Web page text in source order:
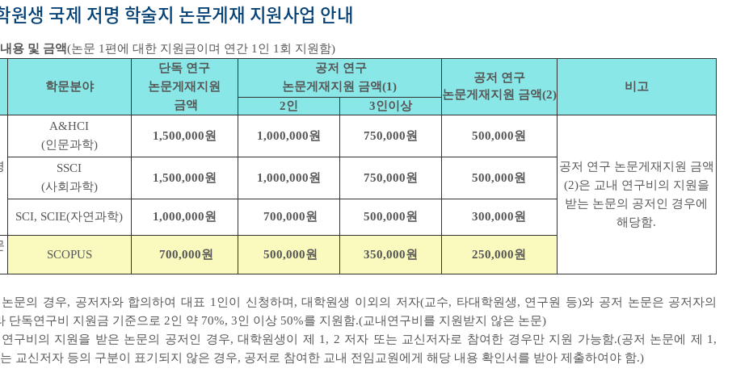
원생 국제 저명 학술지 논문게재 지원사업 안내
용 및 금액(논문 1편에 대한 지원금이며 연간 1인 1회 지원함)
학문분야
단독 연구
논문게재지원
금액
공저 연구
논문게재지원 금액(1)
공저 연구
논문게재지원 금액(2)
비고
2인
3인이상
A&HCI
(인문과학)
1,500,000원 1,000,000원 750,000원 500,000원
공저 연구 논문게재지원 금액
(2)은 교내 연구비의 지원을
받는 논문의 공저인 경우에
해당함.
SSCI
(사회과학)
1,500,000원 1,000,000원 750,000원 500,000원
SCI, SCIE(자연과학) 1,000,000원 700,000원 500,000원 300,000원
SCOPUS 700,000원 500,000원 350,000원 250,000원
문의 경우, 공저자와 합의하여 대표 1인이 신청하며, 대학원생 이외의 저자(교수, 타대학원생, 연구원 등)와 공저 논문은 공저자의
단독연구비 지원금 기준으로 2인 약 70%, 3인 이상 50%를 지원함.(교내연구비를 지원받지 않은 논문)
구비의 지원을 받은 논문의 공저인 경우, 대학원생이 제 1, 2 저자 또는 교신저자로 참여한 경우만 지원 가능함.(공저 논문에 제 1,
교신저자 등의 구분이 표기되지 않은 경우, 공저로 참여한 교내 전임교원에게 해당 내용 확인서를 받아 제출하여야 함.)